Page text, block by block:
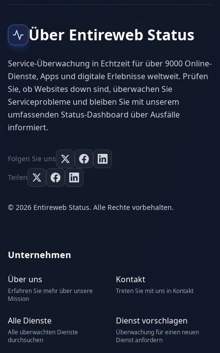
Über Entireweb Status
Service-Überwachung in Echtzeit für über 9000 Online-
Dienste, Apps und digitale Erlebnisse weltweit. Prüfen
Sie, ob Websites down sind, überwachen Sie
Serviceprobleme und bleiben Sie mit unserem
umfassenden Status-Dashboard über Ausfälle
informiert.
Folgen Sie uns
Teilen
© 2026 Entireweb Status. Alle Rechte vorbehalten.
Unternehmen
Über uns
Erfahren Sie mehr über unsere
Mission
Kontakt
Treten Sie mit uns in Kontakt
Alle Dienste
Alle überwachten Dienste
durchsuchen
Dienst vorschlagen
Überwachung für einen neuen
Dienst anfordern